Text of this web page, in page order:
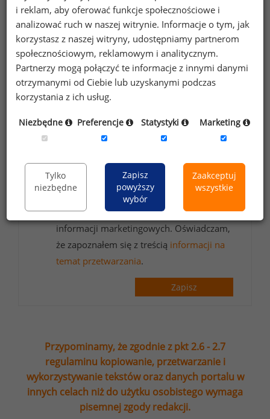
Chcesz na bieżąco śledzić najnowsze informacje o
wynagrodzeniach?
Zapisz się do newslettera!
danych osobowych zawartych w
sp. k. w celu otrzymywania bezpłatnego
newsletter’a portalu wynagrodzenia.pl.
Wyrażam zgodę na przesyłanie na podany
adres e-mail ofert handlowych oraz
informacji marketingowych. Oświadczam,
że zapoznałem się z treścią informacji na
temat przetwarzania.
Zapisz
Przypominamy, że zgodnie z pkt 2.6 - 2.7
regulaminu kopiowanie, przetwarzanie i
wykorzystywanie tekstów oraz danych portalu w
innych celach niż do użytku osobistego wymaga
pisemnej zgody redakcji.
i reklam, aby oferować funkcje społecznościowe i
analizować ruch w naszej witrynie. Informacje o tym, jak
korzystasz z naszej witryny, udostępniamy partnerom
społecznościowym, reklamowym i analitycznym.
Partnerzy mogą połączyć te informacje z innymi danymi
otrzymanymi od Ciebie lub uzyskanymi podczas
korzystania z ich usług.
Niezbędne Preferencje Statystyki Marketing
Tylko
niezbędne
Zapisz
powyższy
wybór
Zaakceptuj
wszystkie